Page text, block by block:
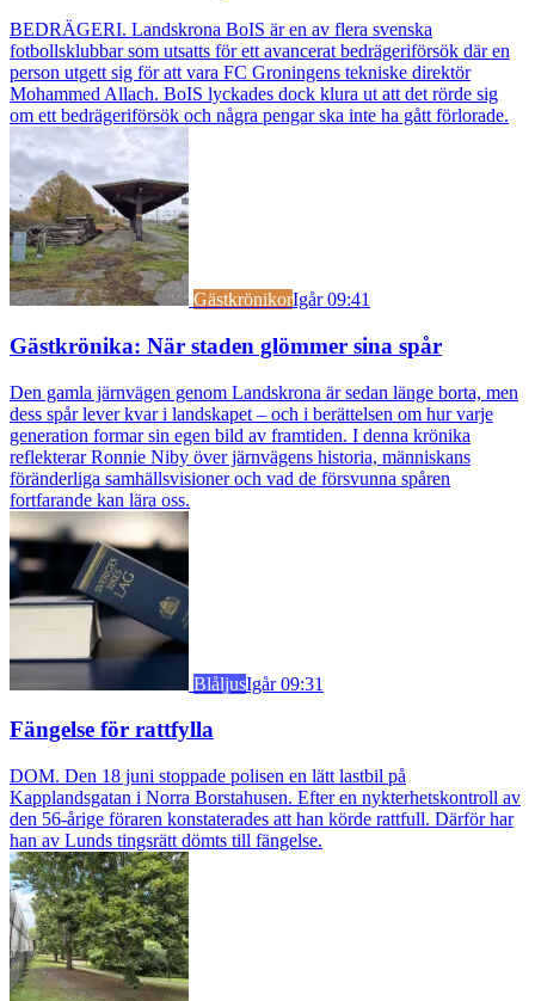
BEDRÄGERI. Landskrona BoIS är en av flera svenska
fotbollsklubbar som utsatts för ett avancerat bedrägeriförsök där en
person utgett sig för att vara FC Groningens tekniske direktör
Mohammed Allach. BoIS lyckades dock klura ut att det rörde sig
om ett bedrägeriförsök och några pengar ska inte ha gått förlorade.
GästkrönikorIgår 09:41
Gästkrönika: När staden glömmer sina spår
Den gamla järnvägen genom Landskrona är sedan länge borta, men
dess spår lever kvar i landskapet – och i berättelsen om hur varje
generation formar sin egen bild av framtiden. I denna krönika
reflekterar Ronnie Niby över järnvägens historia, människans
föränderliga samhällsvisioner och vad de försvunna spåren
fortfarande kan lära oss.
BlåljusIgår 09:31
Fängelse för rattfylla
DOM. Den 18 juni stoppade polisen en lätt lastbil på
Kapplandsgatan i Norra Borstahusen. Efter en nykterhetskontroll av
den 56-årige föraren konstaterades att han körde rattfull. Därför har
han av Lunds tingsrätt dömts till fängelse.